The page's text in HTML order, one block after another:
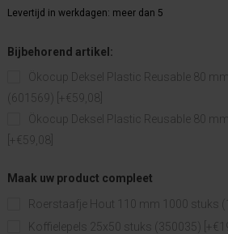
Levertijd in werkdagen: meer dan 5
Bijbehorend artikel:
Ökocup Deksel Plastic Reusable 80
(601569) [+€59,08]
Ökocup Deksel Plastic Reusable 80
[+€59,08]
Maak uw product compleet
Roerstaafje Hout 110 mm 1000 stuks
Koffielepels 25x50 stuks (350035)